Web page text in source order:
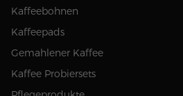
Kaffeebohnen
Kaffeepads
Gemahlener Kaffee
Kaffee Probiersets